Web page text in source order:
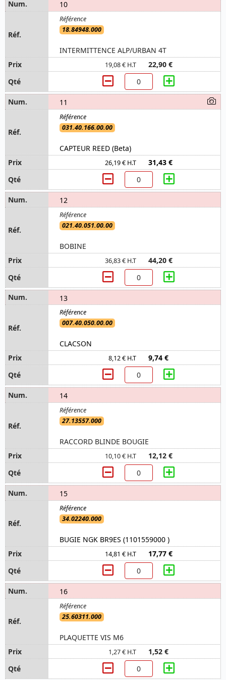
10
18.84948.000
INTERMITTENCE ALP/URBAN 4T
19,08 € H.T 22,90 €
11
031.40.166.00.00
CAPTEUR REED (Beta)
26,19 € H.T 31,43 €
12
021.40.051.00.00
BOBINE
36,83 € H.T 44,20 €
13
007.40.050.00.00
CLACSON
8,12 € H.T 9,74 €
14
27.13557.000
RACCORD BLINDE BOUGIE
10,10 € H.T 12,12 €
15
34.02240.000
BUGIE NGK BR9ES (1101559000 )
14,81 € H.T 17,77 €
16
25.60311.000
PLAQUETTE VIS M6
1,27 € H.T 1,52 €